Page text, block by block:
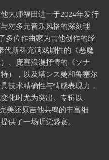
大师福田进一于2024年发行
对多元音乐风格的深刻理
多位作曲家为吉他创作的经
代斯科充满戏剧性的《悪魔
、庞塞浪漫抒情的《ソナ
），以及塔ンス曼和鲁塞尔
技术精确性与情感表现力，
化时尤为突出。专辑以
美还原吉他共鸣的丰富细
供了一场听觉盛宴。